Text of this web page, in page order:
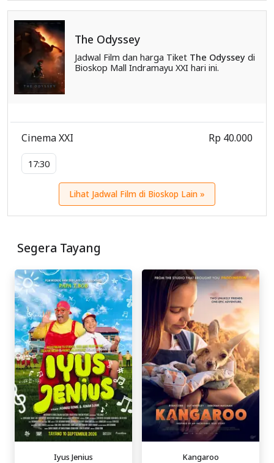
The Odyssey
Jadwal Film dan harga Tiket The Odysseydi
Bioskop Mall Indramayu XXI hari ini.
Cinema XXI
17:30
Rp 40.000
Lihat Jadwal Film di Bioskop Lain »
Segera Tayang
Iyus Jenius Kangaroo